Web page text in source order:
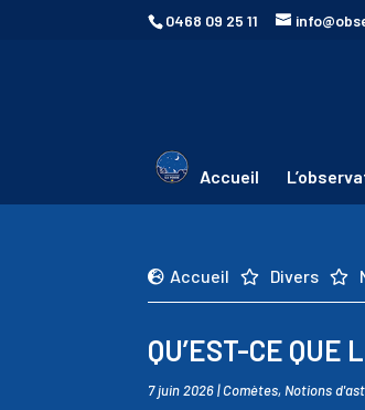
0468 09 25 11
Accueil
 Accueil  Divers 
QU’EST-CE QUE
7 juin 2026|Comètes, Notions